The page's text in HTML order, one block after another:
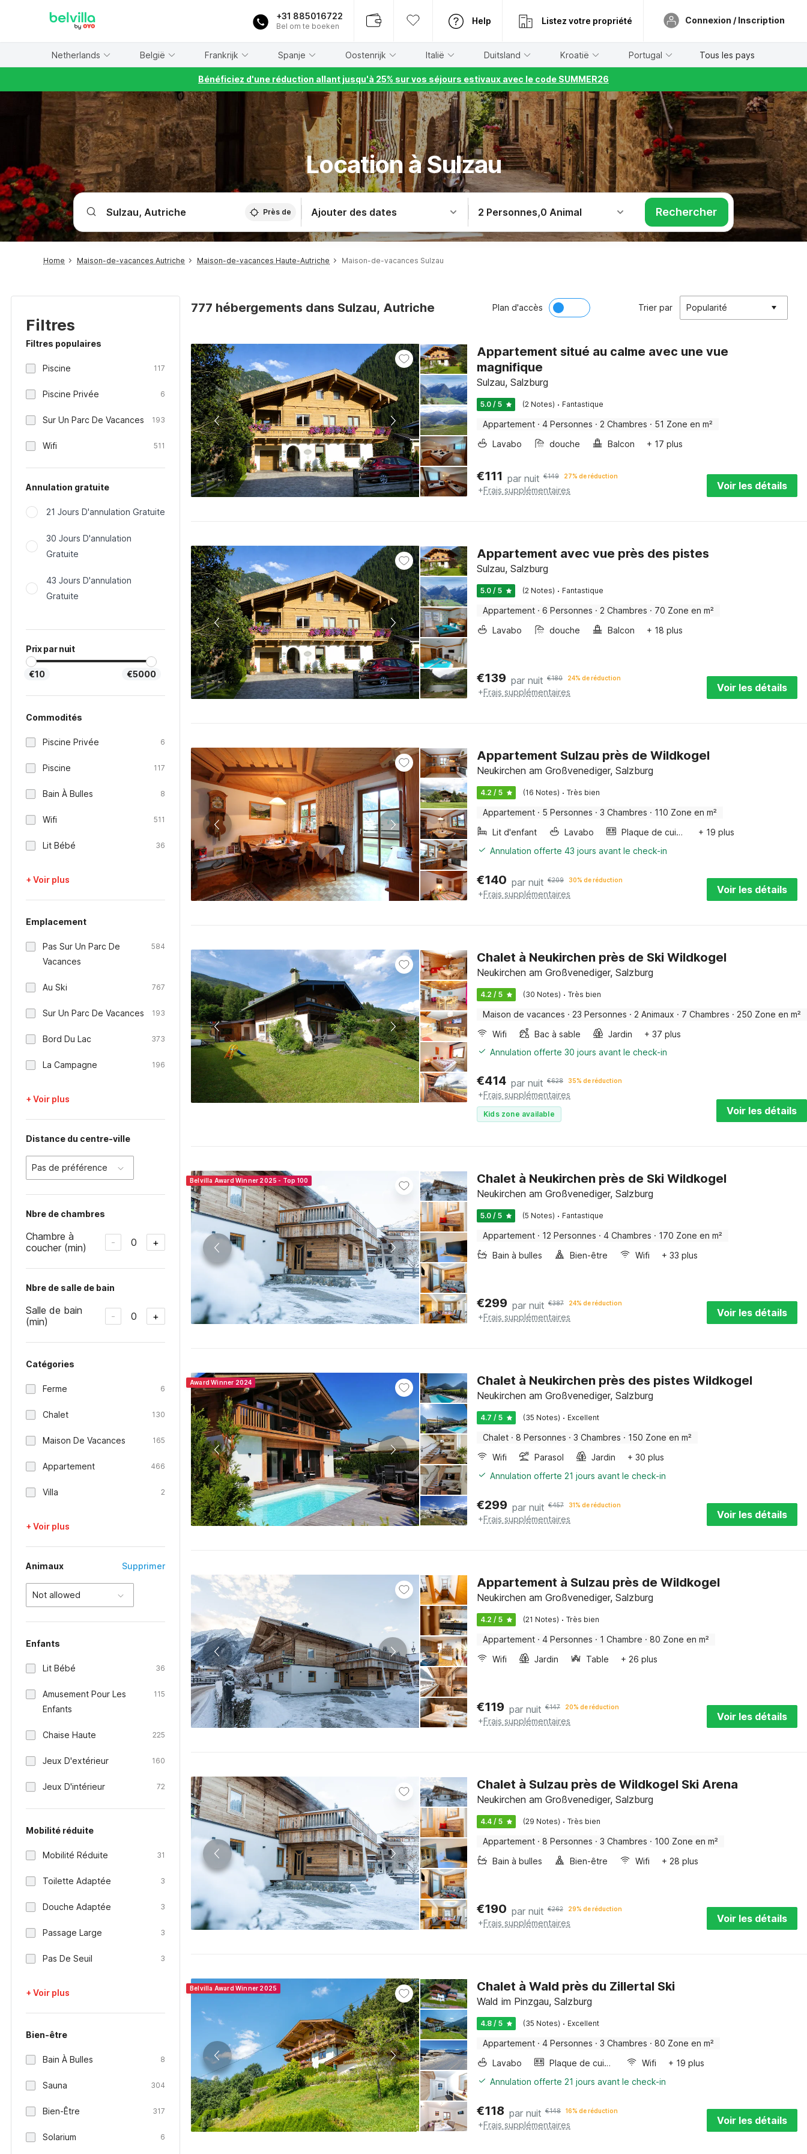
+31 885016722
Bel om te boeken
Help Listez votre propriété Connexion / Inscription
Netherlands België Frankrijk Spanje Oostenrijk Italië Duitsland Kroatië Portugal Tous les pays
Bénéficiez d'une réduction allant jusqu'à 25% sur vos séjours estivaux avec le code SUMMER26
Location à Sulzau
Près de Ajouter des dates 2 Personnes,0 Animal Rechercher
Home Maison-de-vacances Autriche Maison-de-vacances Haute-Autriche Maison-de-vacances Sulzau
Filtres
Filtres populaires
Piscine 117
Piscine Privée 6
Sur Un Parc De Vacances 193
Wifi 511
Annulation gratuite
21 Jours D'annulation Gratuite
30 Jours D'annulation
Gratuite
43 Jours D'annulation
Gratuite
Prix par nuit
€10 €5000
Commodités
Piscine Privée 6
Piscine 117
Bain À Bulles 8
Wifi 511
Lit Bébé 36
+ Voir plus
Emplacement
Pas Sur Un Parc De
Vacances
584
Au Ski 767
Sur Un Parc De Vacances 193
Bord Du Lac 373
La Campagne 196
+ Voir plus
Distance du centre-ville
Pas de préférence
Nbre de chambres
Chambre à
coucher (min)
- 0 +
Nbre de salle de bain
Salle de bain
(min)
- 0 +
Catégories
Ferme 6
Chalet 130
Maison De Vacances 165
Appartement 466
Villa 2
+ Voir plus
Animaux Supprimer
Not allowed
Enfants
Lit Bébé 36
Amusement Pour Les
Enfants
115
Chaise Haute 225
Jeux D'extérieur 160
Jeux D'intérieur 72
Mobilité réduite
Mobilité Réduite 31
Toilette Adaptée 3
Douche Adaptée 3
Passage Large 3
Pas De Seuil 3
+ Voir plus
Bien-être
Bain À Bulles 8
Sauna 304
Bien-Être 317
Solarium 6
777 hébergements dans Sulzau, Autriche Plan d'accès Trier par Popularité
Appartement situé au calme avec une vue
magnifique
Sulzau, Salzburg
5.0 / 5 (2 Notes) · Fantastique
Appartement · 4 Personnes · 2 Chambres · 51 Zone en m²
Lavabo
douche Balcon + 17 plus
€111 par nuit €149 27% de réduction
+Frais supplémentaires Voir les détails
Appartement avec vue près des pistes
Sulzau, Salzburg
5.0 / 5 (2 Notes) · Fantastique
Appartement · 6 Personnes · 2 Chambres · 70 Zone en m²
Lavabo
douche Balcon + 18 plus
€139 par nuit €180 24% de réduction
+Frais supplémentaires Voir les détails
Appartement Sulzau près de Wildkogel
Neukirchen am Großvenediger, Salzburg
4.2 / 5 (16 Notes) · Très bien
Appartement · 5 Personnes · 3 Chambres · 110 Zone en m²
Lit d'enfant
Lavabo Plaque de cuisson
+ 19 plus
Annulation offerte 43 jours avant le check-in
€140 par nuit €209 30% de réduction
+Frais supplémentaires Voir les détails
Chalet à Neukirchen près de Ski Wildkogel
Neukirchen am Großvenediger, Salzburg
4.2 / 5 (30 Notes) · Très bien
Maison de vacances · 23 Personnes · 2 Animaux · 7 Chambres · 250 Zone en m²
Wifi
Bac à sable Jardin
+ 37 plus
Annulation offerte 30 jours avant le check-in
€414 par nuit €628 35% de réduction
+Frais supplémentaires
Kids zone available Voir les détails
Belvilla Award Winner 2025 - Top 100 Chalet à Neukirchen près de Ski Wildkogel
Neukirchen am Großvenediger, Salzburg
5.0 / 5 (5 Notes) · Fantastique
Appartement · 12 Personnes · 4 Chambres · 170 Zone en m²
Bain à bulles
Bien-être Wifi + 33 plus
€299 par nuit €387 24% de réduction
+Frais supplémentaires Voir les détails
Award Winner 2024 Chalet à Neukirchen près des pistes Wildkogel
Neukirchen am Großvenediger, Salzburg
4.7 / 5 (35 Notes) · Excellent
Chalet · 8 Personnes · 3 Chambres · 150 Zone en m²
Wifi
Parasol Jardin
+ 30 plus
Annulation offerte 21 jours avant le check-in
€299 par nuit €457 31% de réduction
+Frais supplémentaires Voir les détails
Appartement à Sulzau près de Wildkogel
Neukirchen am Großvenediger, Salzburg
4.2 / 5 (21 Notes) · Très bien
Appartement · 4 Personnes · 1 Chambre · 80 Zone en m²
Wifi
Jardin Table + 26 plus
€119 par nuit €147 20% de réduction
+Frais supplémentaires Voir les détails
Chalet à Sulzau près de Wildkogel Ski Arena
Neukirchen am Großvenediger, Salzburg
4.4 / 5 (29 Notes) · Très bien
Appartement · 8 Personnes · 3 Chambres · 100 Zone en m²
Bain à bulles
Bien-être Wifi + 28 plus
€190 par nuit €262 29% de réduction
+Frais supplémentaires Voir les détails
Belvilla Award Winner 2025 Chalet à Wald près du Zillertal Ski
Wald im Pinzgau, Salzburg
4.8 / 5 (35 Notes) · Excellent
Appartement · 4 Personnes · 3 Chambres · 80 Zone en m²
Lavabo
Plaque de cuisson Wifi
+ 19 plus
Annulation offerte 21 jours avant le check-in
€118 par nuit €148 16% de réduction
+Frais supplémentaires Voir les détails